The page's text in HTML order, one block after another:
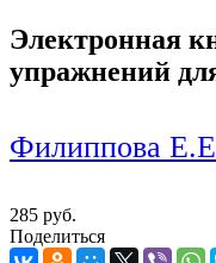
Электронная
упражнений
Филиппова
285 руб.
Поделиться